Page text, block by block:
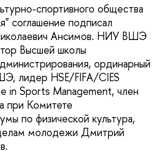
спортивного общества
соглашение подписал
Ансимов. НИУ ВШЭ
Высшей школы
ординарный
лидер HSE/FIFA/CIES
in Sports Management, член
при Комитете
по физической культура,
молодежи Дмитрий